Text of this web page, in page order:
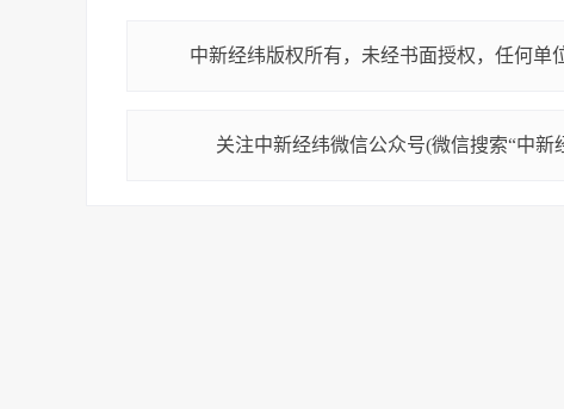
中新经纬版权所有，未经书面授权，任何单
关注中新经纬微信公众号(微信搜索“中新